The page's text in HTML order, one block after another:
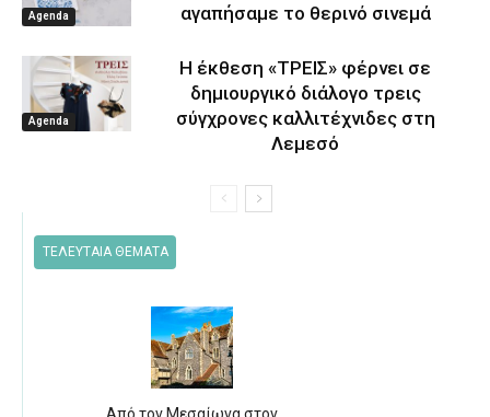
Agenda
αγαπήσαμε το θερινό σινεμά
Agenda
Η έκθεση «ΤΡΕΙΣ» φέρνει σε
δημιουργικό διάλογο τρεις
σύγχρονες καλλιτέχνιδες στη
Λεμεσό
ΤΕΛΕΥΤΑΙΑ ΘΕΜΑΤΑ